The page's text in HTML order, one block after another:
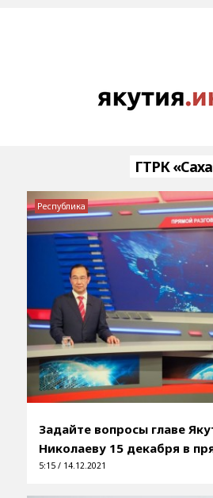
ГТРК
Задайте вопросы главе
Николаеву 15 декабря в
5:15 / 14.12.2021
Республика